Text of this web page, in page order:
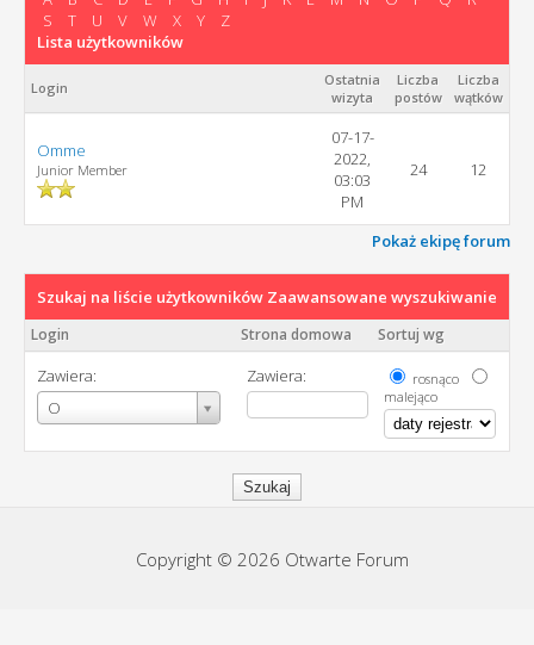
S
T U V W X Y
Z
Lista użytkowników
Login
Ostatnia
wizyta
Liczba
postów
Liczba
wątków
Omme
Junior Member
07-17-
2022,
03:03
PM
24 12
Pokaż ekipę forum
Zaawansowane wyszukiwanie
Szukaj na liście użytkowników
Login Strona domowa Sortuj wg
Zawiera:
O
Login
Zawiera:
rosnąco
malejąco
Copyright © 2026 Otwarte Forum